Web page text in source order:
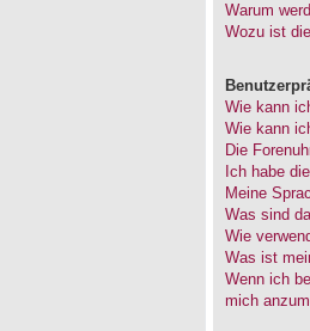
Warum
Wozu ist
Wie kann
Wie kann
Die
Ich habe
Meine
Was sind
Wie
Was ist
Wenn ich
mich